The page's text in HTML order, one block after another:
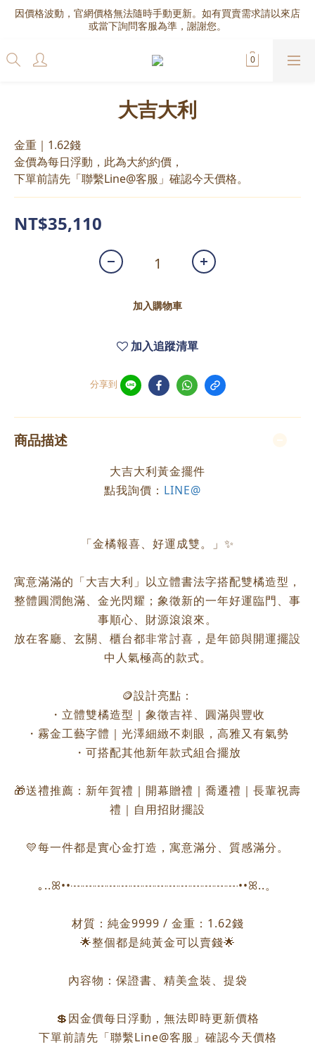
因價格波動，官網價格無法隨時手動更新。如有買賣需求請以來店
或當下詢問客服為準，謝謝您。
大吉大利
金重｜1.62錢
金價為每日浮動，此為大約約價，
下單前請先「聯繫Line@客服」確認今天價格。
NT$35,110
加入購物車
加入追蹤清單
分享到
商品描述
大吉大利黃金擺件
點我詢價： LINE@
「金橘報喜、好運成雙。」✨
寓意滿滿的「大吉大利」以立體書法字搭配雙橘造型，
整體圓潤飽滿、金光閃耀；象徵新的一年好運臨門、事
事順心、財源滾滾來。
放在客廳、玄關、櫃台都非常討喜，是年節與開運擺設
中人氣極高的款式。
🪙設計亮點：
・立體雙橘造型｜象徵吉祥、圓滿與豐收
・霧金工藝字體｜光澤細緻不刺眼，高雅又有氣勢
・可搭配其他新年款式組合擺放
🎁送禮推薦：新年賀禮｜開幕贈禮｜喬遷禮｜長輩祝壽
禮｜自用招財擺設
💛每一件都是實心金打造，寓意滿分、質感滿分。
｡..ꕤ••┈┈┈┈┈┈┈┈┈┈┈┈┈┈••ꕤ..。
材質：純金9999 / 金重：1.62錢
🌟整個都是純黃金可以賣錢🌟
內容物：保證書、精美盒裝、提袋
💲因金價每日浮動，無法即時更新價格
下單前請先「聯繫Line@客服」確認今天價格